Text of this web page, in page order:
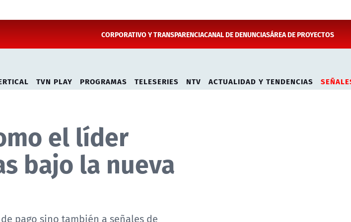
CORPORATIVO Y TRANSPARENCIACANAL DE DENUNCIASÁREA DE PROYECTOS
TVN PLAY PROGRAMAS TELESERIES NTV ACTUALIDAD Y TENDENCIAS
el líder
bajo la nueva
pago sino también a señales de